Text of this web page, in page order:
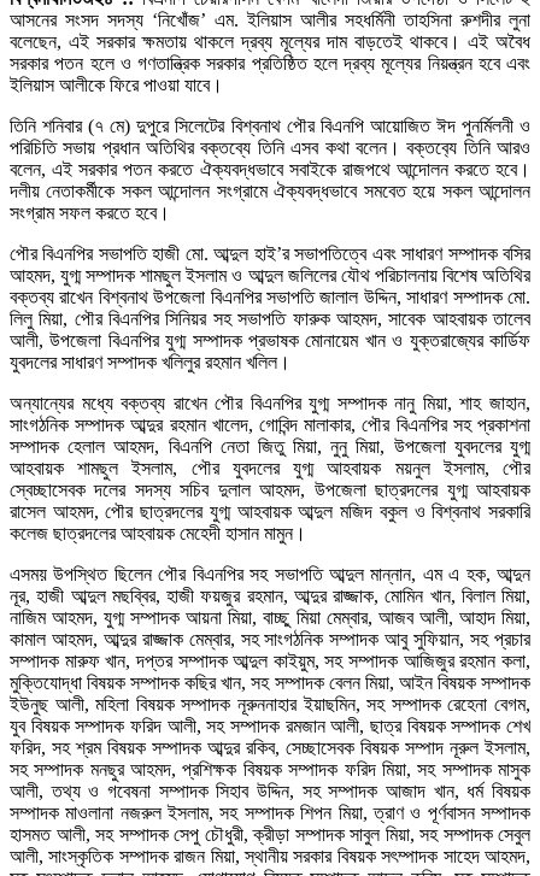
আসনের সংসদ সদস্য ‘নিখোঁজ’ এম. ইলিয়াস আলীর সহধর্মিনী তাহসিনা রুশদীর লুনা
বলেছেন, এই সরকার ক্ষমতায় থাকলে দ্রব্য মূল্যের দাম বাড়তেই থাকবে। এই অবৈধ
সরকার পতন হলে ও গণতান্ত্রিক সরকার প্রতিষ্ঠিত হলে দ্রব্য মূল্যের নিয়ন্ত্রন হবে এবং
ইলিয়াস আলীকে ফিরে পাওয়া যাবে।
তিনি শনিবার (৭ মে) দুপুরে সিলেটের বিশ্বনাথ পৌর বিএনপি আয়োজিত ঈদ পুনর্মিলনী ও
পরিচিতি সভায় প্রধান অতিথির বক্তব্যে তিনি এসব কথা বলেন। বক্তব‌্যে তিনি আরও
বলেন, এই সরকার পতন করতে ঐক্যবদ্ধভাবে সবাইকে রাজপথে আন্দোলন করতে হবে।
দলীয় নেতাকর্মীকে সকল আন্দোলন সংগ্রামে ঐক্যবদ্ধভাবে সমবেত হয়ে সকল আন্দোলন
সংগ্রাম সফল করতে হবে।
পৌর বিএনপির সভাপতি হাজী মো. আব্দুল হাই’র সভাপতিত্বে এবং সাধারণ সম্পাদক বসির
আহমদ, যুগ্ম সম্পাদক শামছুল ইসলাম ও আব্দুল জলিলের যৌথ পরিচালনায় বিশেষ অতিথির
বক্তব্য রাখেন বিশ্বনাথ উপজেলা বিএনপির সভাপতি জালাল উদ্দিন, সাধারণ সম্পাদক মো.
লিলু মিয়া, পৌর বিএনপির সিনিয়র সহ সভাপতি ফারুক আহমদ, সাবেক আহবায়ক তালেব
আলী, উপজেলা বিএনপির যুগ্ম সম্পাদক প্রভাষক মোনায়েম খান ও যুক্তরাজ্যের কার্ডিফ
যুবদলের সাধারণ সম্পাদক খলিলুর রহমান খলিল।
অন্যান্যের মধ্যে বক্তব্য রাখেন পৌর বিএনপির যুগ্ম সম্পাদক নানু মিয়া, শাহ জাহান,
সাংগঠনিক সম্পাদক আব্দুর রহমান খালেদ, গোবিন্দ মালাকার, পৌর বিএনপির সহ প্রকাশনা
সম্পাদক হেলাল আহমদ, বিএনপি নেতা জিতু মিয়া, নুনু মিয়া, উপজেলা যুবদলের যুগ্ম
আহবায়ক শামছুল ইসলাম, পৌর যুবদলের যুগ্ম আহবায়ক ময়নুল ইসলাম, পৌর
স্বেচ্ছাসেবক দলের সদস্য সচিব দুলাল আহমদ, উপজেলা ছাত্রদলের যুগ্ম আহবায়ক
রাসেল আহমদ, পৌর ছাত্রদলের যুগ্ম আহবায়ক আব্দুল মজিদ বকুল ও বিশ্বনাথ সরকারি
কলেজ ছাত্রদলের আহবায়ক মেহেদী হাসান মামুন।
এসময় উপস্থিত ছিলেন পৌর বিএনপির সহ সভাপতি আব্দুল মান্নান, এম এ হক, আব্দুন
নূর, হাজী আব্দুল মছব্বির, হাজী ফয়জুর রহমান, আব্দুর রাজ্জাক, মোমিন খান, বিলাল মিয়া,
নাজিম আহমদ, যুগ্ম সম্পাদক আয়না মিয়া, বাচ্ছু মিয়া মেম্বার, আজব আলী, আহাদ মিয়া,
কামাল আহমদ, আব্দুর রাজ্জাক মেম্বার, সহ সাংগঠনিক সম্পাদক আবু সুফিয়ান, সহ প্রচার
সম্পাদক মারুফ খান, দপ্তর সম্পাদক আব্দুল কাইয়ুম, সহ সম্পাদক আজিজুর রহমান কলা,
মুক্তিযোদ্ধা বিষয়ক সম্পাদক কছির খান, সহ সম্পাদক বেলন মিয়া, আইন বিষয়ক সম্পাদক
ইউনুছ আলী, মহিলা বিষয়ক সম্পাদক নূরুননাহার ইয়াছমিন, সহ সম্পাদক রেহেনা বেগম,
যুব বিষয়ক সম্পাদক ফরিদ আলী, সহ সম্পাদক রমজান আলী, ছাত্র বিষয়ক সম্পাদক শেখ
ফরিদ, সহ শ্রম বিষয়ক সম্পাদক আব্দুর রকিব, সেচ্ছাসেবক বিষয়ক সম্পাদ নূরুল ইসলাম,
সহ সম্পাদক মনছুর আহমদ, প্রশিক্ষক বিষয়ক সম্পাদক ফরিদ মিয়া, সহ সম্পাদক মাসুক
আলী, তথ্য ও গবেষনা সম্পাদক সিহাব উদ্দিন, সহ সম্পাদক আজাদ খান, ধর্ম বিষয়ক
সম্পাদক মাওলানা নজরুল ইসলাম, সহ সম্পাদক শিপন মিয়া, ত্রাণ ও পূর্ণবাসন সম্পাদক
হাসমত আলী, সহ সম্পাদক সেপু চৌধুরী, ক্রীড়া সম্পাদক সাবুল মিয়া, সহ সম্পাদক সেবুল
আলী, সাংস্কৃতিক সম্পাদক রাজন মিয়া, স্থানীয় সরকার বিষয়ক সৎম্পাদক সাহেদ আহমদ,